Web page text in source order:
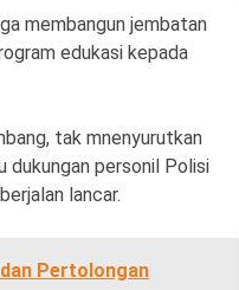
membangun jembatan
edukasi kepada
tak mnenyurutkan
dukungan personil Polisi
lancar.
Pertolongan